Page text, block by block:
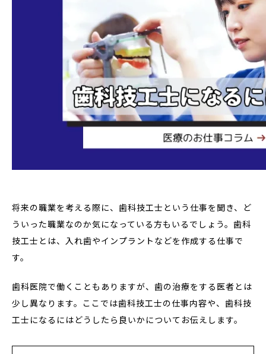
将来の職業を考える際に、歯科技工士という仕事を聞き、ど
ういった職業なのか気になっている方もいるでしょう。歯科
技工士とは、入れ歯やインプラントなどを作成する仕事で
す。
歯科医院で働くこともありますが、歯の治療をする医者とは
少し異なります。ここでは歯科技工士の仕事内容や、歯科技
工士になるにはどうしたら良いかについてお伝えします。